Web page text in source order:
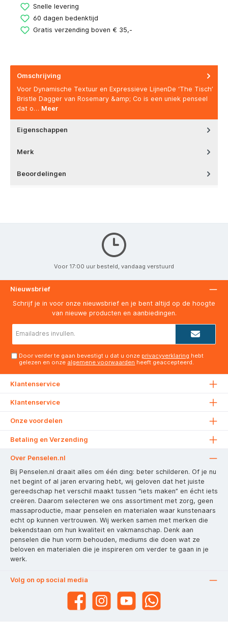
Snelle levering
60 dagen bedenktijd
Gratis verzending boven € 35,-
Omschrijving
Voor Dynamische Textuur en Expressieve LijnenDe ‘The Tisch’
Bristle Dagger van Rosemary &amp; Co is een uniek penseel
dat o… Meer
Eigenschappen
Merk
Beoordelingen
Voor 17:00 uur besteld, vandaag verstuurd
Nieuwsbrief
Schrijf je in voor onze nieuwsbrief en je bent altijd op de hoogte
van nieuwe producten en aanbiedingen.
Door verder te gaan bevestigt u dat u onze privacyverklaring hebt
gelezen en onze algemene voorwaarden heeft geaccepteerd.
Klantenservice
Klantenservice
Onze voordelen
Betaling en Verzending
Over Penselen.nl
Bij Penselen.nl draait alles om één ding: beter schilderen. Of je nu
net begint of al jaren ervaring hebt, wij geloven dat het juiste
gereedschap het verschil maakt tussen “iets maken” en écht iets
creëren. Daarom selecteren we ons assortiment met zorg, geen
massaproductie, maar penselen en materialen waar kunstenaars
echt op kunnen vertrouwen. Wij werken samen met merken die
bekendstaan om hun kwaliteit en vakmanschap. Denk aan
penselen die hun vorm behouden, mediums die doen wat ze
beloven en materialen die je inspireren om verder te gaan in je
werk.
Volg on op social media